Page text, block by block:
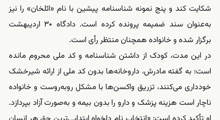
شکایت کند و پنج نمونه شناسنامه پیشین با نام «ائلخان» را نیز
به‌عنوان سند ضمیمه پرونده کرده است. دادگاه ۳۰ اردیبهشت
برگزار شده و خانواده همچنان منتظر رأی است.
در این مدت، کودک از داشتن شناسنامه و کد ملی محروم مانده
است؛ به گفته مادرش، داروخانه‌ها بدون کد ملی از ارائه شیرخشک
خودداری می‌کنند، تزریق واکسن‌ها با مشکل روبه‌روست و خانواده
ناچار است هزینه پزشک و دارو را بدون بیمه و به‌صورت آزاد بپردازد.